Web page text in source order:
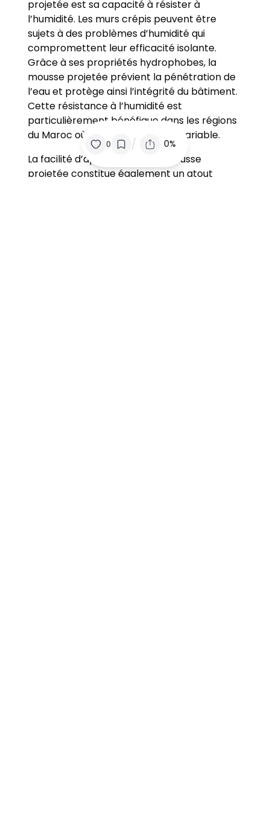
projetée est sa capacité à résister à
l’humidité. Les murs crépis peuvent être
sujets à des problèmes d’humidité qui
compromettent leur efficacité isolante.
Grâce à ses propriétés hydrophobes, la
mousse projetée prévient la pénétration de
l’eau et protège ainsi l’intégrité du bâtiment.
Cette résistance à l’humidité est
particulièrement bénéfique dans les régions
du Maroc où le climat peut être variable.
La facilité d’application de la mousse
projetée constitue également un atout
0 / 0%